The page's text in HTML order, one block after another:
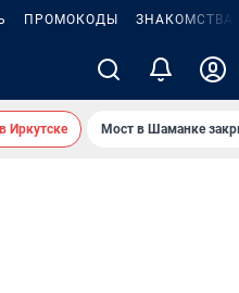
ПРОМОКОДЫ ЗНАКОМСТВА
Иркутске Мост в Шаманке